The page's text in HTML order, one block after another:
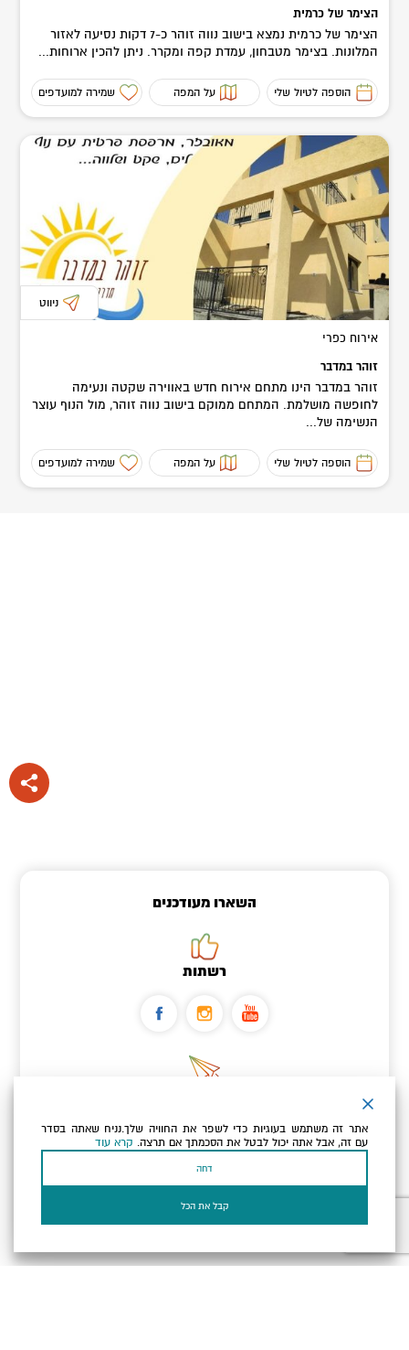
הצימר של כרמית
הצימר של כרמית נמצא בישוב נווה זוהר כ-7 דקות נסיעה לאזור
המלונות. בצימר מטבחון, עמדת קפה ומקרר. ניתן להכין ארוחות...
הוספה לטיול שלי על המפה שמירה למועדפים
ניווט
אירוח כפרי
זוהר במדבר
זוהר במדבר הינו מתחם אירוח חדש באווירה שקטה ונעימה
לחופשה מושלמת. המתחם ממוקם בישוב נווה זוהר, מול הנוף עוצר
הנשימה של...
הוספה לטיול שלי על המפה שמירה למועדפים
השארו מעודכנים
רשתות
כתובת הדוא"ל שלך
אני מאשר/ת שקראתי ומסכים/הלמדיניות הפרטיות ולמדיניות
אתר זה משתמש בעוגיות כדי לשפר את החוויה שלך.נניח שאתה בסדר
עם זה, אבל אתה יכול לבטל את הסכמתך אם תרצה. קרא עוד
דחה
קבל את הכל